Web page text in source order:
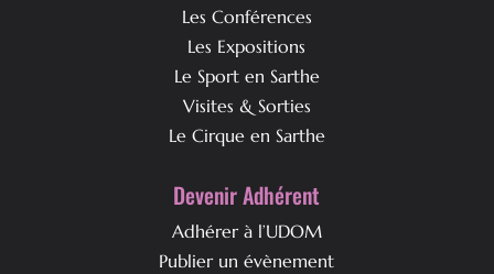
Les Conférences
Les Expositions
Le Sport en Sarthe
Visites & Sorties
Le Cirque en Sarthe
Devenir Adhérent
Adhérer à l’UDOM
Publier un évènement